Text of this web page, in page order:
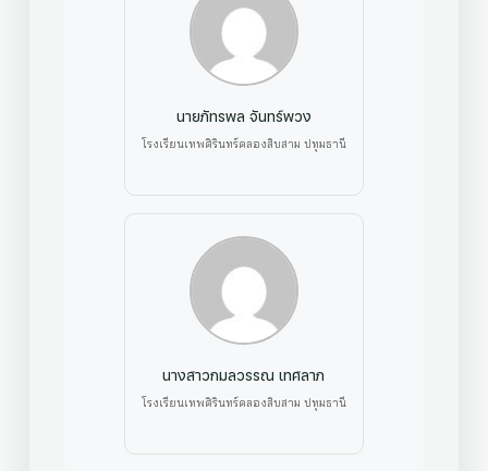
นายภัทรพล จันทร์พวง
โรงเรียนเทพศิรินทร์คลองสิบสาม ปทุมธานี
นางสาวกมลวรรณ เทศลาภ
โรงเรียนเทพศิรินทร์คลองสิบสาม ปทุมธานี